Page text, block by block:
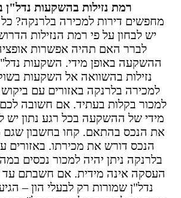
רמת נזילות בהשקעות נדל"ן
מחפשים דירות למכירה בלרנקה?
יש לבחון על פי רמת הנזילות
לברר האם תהיה אפשרות
ההשקעה באופן מידי. השקעות
נזילות בהשוואה אל השקעות
למכירה בלרנקה באזורים עם ביקוש
למכור בקלות בעתיד. אם חשובה
מידי של ההשקעה בכל רגע נתון יש
את הנכס בהתאם. קחו בחשבון שגם
הנכס דורש את מכירתו. באזורים
בלרנקה ניתן יהיה למכור נכסים
העסקה אינה מידית. אם חשבתם
נדל"ן שמורות רק לבעלי הון –